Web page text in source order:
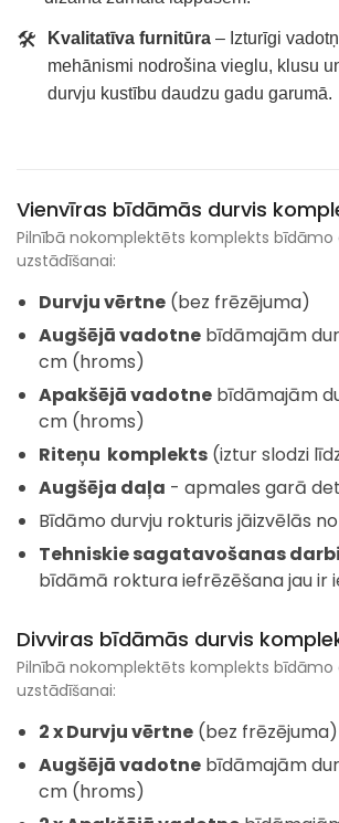
🛠️ Kvalitatīva furnitūra – Izturīgi
mehānismi nodrošina vieglu, klusu
durvju kustību daudzu gadu garumā.
Vienvīras bīdāmās durvis
Pilnībā nokomplektēts komplekts bīdāmo
uzstādīšanai:
Durvju vērtne (bez frēzējuma)
Augšējā vadotne bīdāmajām
cm (hroms)
Apakšējā vadotne bīdāmajām
cm (hroms)
Riteņu komplekts (iztur slodzi
Augšēja daļa - apmales garā
Bīdāmo durvju rokturis jāizvēlās
Tehniskie sagatavošanas
bīdāmā roktura iefrēzēšana jau ir
Divviras bīdāmās durvis
Pilnībā nokomplektēts komplekts bīdāmo
uzstādīšanai:
2 x Durvju vērtne (bez frēzējuma)
Augšējā vadotne bīdāmajām
cm (hroms)